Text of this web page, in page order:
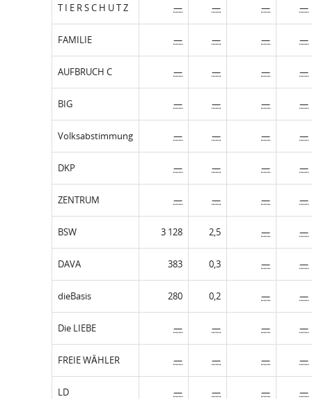
T I E R S C H U T Z — — — —
FAMILIE — — — —
AUFBRUCH C — — — —
BIG — — — —
Volksabstimmung — — — —
DKP — — — —
ZENTRUM — — — —
BSW 3 128 2,5 — —
DAVA 383 0,3 — —
dieBasis 280 0,2 — —
Die LIEBE — — — —
FREIE WÄHLER — — — —
LD — — — —